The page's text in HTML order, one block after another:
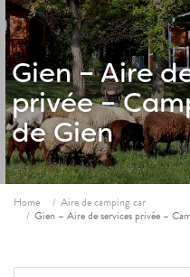
Gien – Aire
privée –
de Gien
Fil d'ariane
Home
Aire de camping car
Gien – Aire de services privée –